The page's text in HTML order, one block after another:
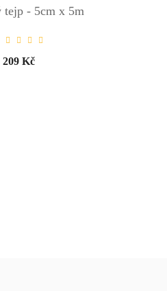
tejp - 5cm x 5m
209 Kč